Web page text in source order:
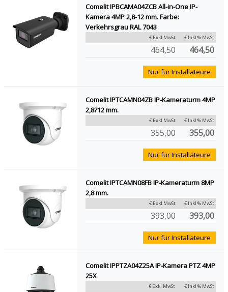
Comelit IPBCAMA04ZCB All-in-One IP-
Kamera 4MP 2,8-12 mm. Farbe:
Verkehrsgrau RAL 7043
€ Exkl MwSt € Inkl % MwSt
464,50 464,50
Nur für Installateure
Comelit IPTCAMN04ZB IP-Kameraturm 4MP
2,8?12 mm.
€ Exkl MwSt € Inkl % MwSt
355,00 355,00
Nur für Installateure
Comelit IPTCAMN08FB IP-Kameraturm 8MP
2,8 mm.
€ Exkl MwSt € Inkl % MwSt
393,00 393,00
Nur für Installateure
Comelit IPPTZA04Z25A IP-Kamera PTZ 4MP
25X
€ Exkl MwSt € Inkl % MwSt